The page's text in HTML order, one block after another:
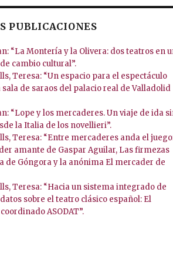
PUBLICACIONES
“La Montería y la Olivera: dos teatros en
cambio cultural”.
Teresa: “Un espacio para el espectáculo
de saraos del palacio real de Valladolid
“Lope y los mercaderes. Un viaje de ida
la Italia de los novellieri”.
Teresa: “Entre mercaderes anda el
amante de Gaspar Aguilar, Las firmezas
de Góngora y la anónima El mercader de
Teresa: “Hacia un sistema integrado de
sobre el teatro clásico español: El
ASODAT”.